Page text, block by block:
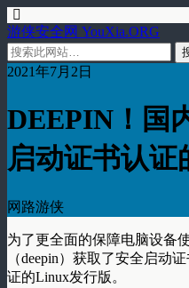
游侠安全网 YouXia.ORG
2021年7月2日
DEEPIN！国
启动证书认
网路游侠
为了更全面的保障电脑设备
（deepin）获取了安全启动
证的Linux发行版。